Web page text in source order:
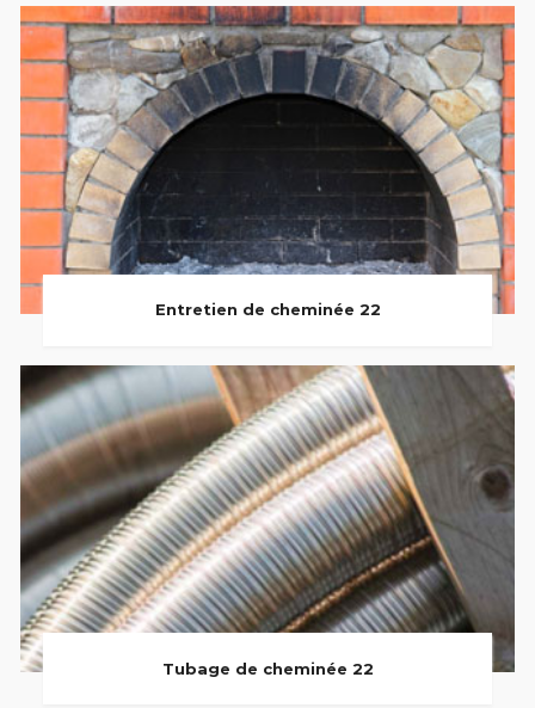
Entretien de cheminée 22
Tubage de cheminée 22